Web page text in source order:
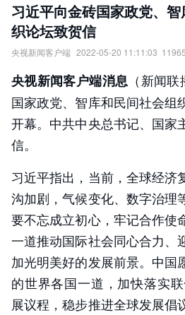
习近平向金砖国家政党、
织论坛致贺信
央视新闻客户端 2022-05-20 11:11:03
责任编辑：央视新闻客户端
央视新闻客户端消息 （新闻
国家政党、智库和民间社会组
开幕。中共中央总书记、国家
信。
习近平指出，当前，全球经济
沟加剧，气候变化、数字治理
要不忘成立初心，牢记合作使
一道推动国际社会同心合力、
加光明美好的发展前景。中国
的世界各国一道，加快落实
展议程，稳步推进全球发展倡